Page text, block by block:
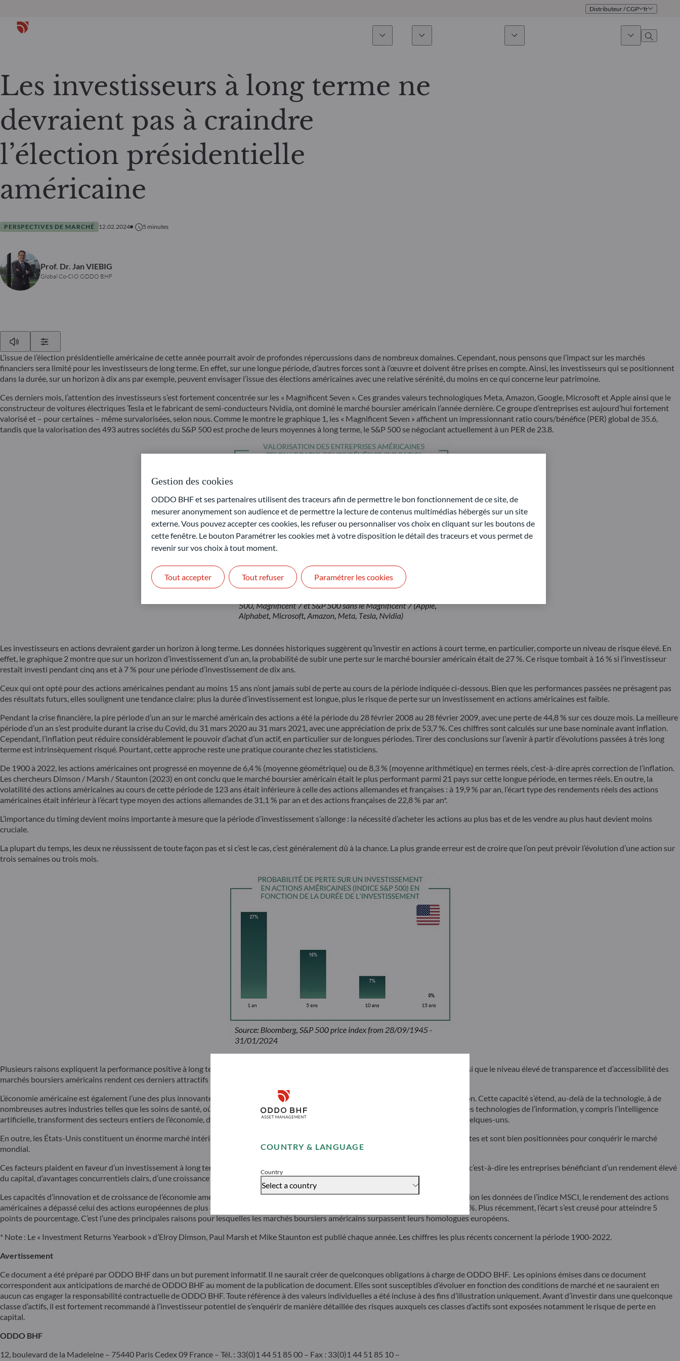
COUNTRY & LANGUAGE
Country
Select a country
Disclaimer
Accept
Distributeur / CGP fr
ActionsSélection de fonds
Les investisseurs à long terme ne
devraient pas à craindre
l’élection présidentielle
américaine
PERSPECTIVES DE MARCHÉ 12.02.2024 5 minutes
Prof. Dr. Jan VIEBIG
Global Co-CIO ODDO BHF
L’issue de l’élection présidentielle américaine de cette année pourrait avoir de profondes répercussions dans de nombreux domaines. Cependant, nous pensons que l’impact sur les marchés
financiers sera limité pour les investisseurs de long terme. En effet, sur une longue période, d’autres forces sont à l’œuvre et doivent être prises en compte. Ainsi, les investisseurs qui se positionnent
dans la durée, sur un horizon à dix ans par exemple, peuvent envisager l’issue des élections américaines avec une relative sérénité, du moins en ce qui concerne leur patrimoine.
Ces derniers mois, l’attention des investisseurs s’est fortement concentrée sur les « Magnificent Seven ». Ces grandes valeurs technologiques Meta, Amazon, Google, Microsoft et Apple ainsi que le
constructeur de voitures électriques Tesla et le fabricant de semi-conducteurs Nvidia, ont dominé le marché boursier américain l’année dernière. Ce groupe d’entreprises est aujourd’hui fortement
valorisé et – pour certaines – même survalorisées, selon nous. Comme le montre le graphique 1, les « Magnificent Seven » affichent un impressionnant ratio cours/bénéfice (PER) global de 35.6,
tandis que la valorisation des 493 autres sociétés du S&P 500 est proche de leurs moyennes à long terme, le S&P 500 se négociant actuellement à un PER de 23.8.
Les investisseurs en actions devraient garder un horizon à long terme. Les données historiques suggèrent qu’investir en actions à court terme, en particulier, comporte un niveau de risque élevé. En
effet, le graphique 2 montre que sur un horizon d’investissement d’un an, la probabilité de subir une perte sur le marché boursier américain était de 27 %. Ce risque tombait à 16 % si l’investisseur
restait investi pendant cinq ans et à 7 % pour une période d’investissement de dix ans.
Ceux qui ont opté pour des actions américaines pendant au moins 15 ans n’ont jamais subi de perte au cours de la période indiquée ci-dessous. Bien que les performances passées ne présagent pas
des résultats futurs, elles soulignent une tendance claire: plus la durée d’investissement est longue, plus le risque de perte sur un investissement en actions américaines est faible.
Pendant la crise financière, la pire période d’un an sur le marché américain des actions a été la période du 28 février 2008 au 28 février 2009, avec une perte de 44,8 % sur ces douze mois. La meilleure
période d’un an s’est produite durant la crise du Covid, du 31 mars 2020 au 31 mars 2021, avec une appréciation de prix de 53,7 %. Ces chiffres sont calculés sur une base nominale avant inflation.
Cependant, l’inflation peut réduire considérablement le pouvoir d’achat d’un actif, en particulier sur de longues périodes. Tirer des conclusions sur l’avenir à partir d’évolutions passées à très long
terme est intrinsèquement risqué. Pourtant, cette approche reste une pratique courante chez les statisticiens.
De 1900 à 2022, les actions américaines ont progressé en moyenne de 6,4 % (moyenne géométrique) ou de 8,3 % (moyenne arithmétique) en termes réels, c’est-à-dire après correction de l’inflation.
Les chercheurs Dimson / Marsh / Staunton (2023) en ont conclu que le marché boursier américain était le plus performant parmi 21 pays sur cette longue période, en termes réels. En outre, la
volatilité des actions américaines au cours de cette période de 123 ans était inférieure à celle des actions allemandes et françaises : à 19,9 % par an, l’écart type des rendements réels des actions
américaines était inférieur à l’écart type moyen des actions allemandes de 31,1 % par an et des actions françaises de 22,8 % par an*.
L’importance du timing devient moins importante à mesure que la période d’investissement s’allonge : la nécessité d’acheter les actions au plus bas et de les vendre au plus haut devient moins
cruciale.
La plupart du temps, les deux ne réussissent de toute façon pas et si c’est le cas, c’est généralement dû à la chance. La plus grande erreur est de croire que l’on peut prévoir l’évolution d’une action sur
trois semaines ou trois mois.
Plusieurs raisons expliquent la performance positive à long terme des actions américaines. Une culture de croissance et d’innovation ainsi que le niveau élevé de transparence et d’accessibilité des
marchés boursiers américains rendent ces derniers attractifs pour les investisseurs.
L’économie américaine est également l’une des plus innovantes au monde, en particulier dans le domaine des technologies de l’information. Cette capacité s’étend, au-delà de la technologie, à de
nombreuses autres industries telles que les soins de santé, où la digitalisation et les MedTech jouent un rôle de plus en plus important. Les technologies de l’information, y compris l’intelligence
artificielle, transforment des secteurs entiers de l’économie, de l’éducation aux transports et à la grande distribution, pour ne citer que quelques-uns.
En outre, les États-Unis constituent un énorme marché intérieur où les entreprises qui réussissent réalisent un important volume de ventes et sont bien positionnées pour conquérir le marché
mondial.
Ces facteurs plaident en faveur d’un investissement à long terme dans les actions américaines, en particulier dans les « grandes valeurs », c’est-à-dire les entreprises bénéficiant d’un rendement élevé
du capital, d’avantages concurrentiels clairs, d’une croissance structurelle, d’une valorisation raisonnable et d’une bonne gouvernance.
Les capacités d’innovation et de croissance de l’économie américaine se traduisent également par une rentabilité élevée. Depuis 1999, selon les données de l’indice MSCI, le rendement des actions
américaines a dépassé celui des actions européennes de plus de 3 points de pourcentage par an, soit un rendement moyen de près de 14 %. Plus récemment, l’écart s’est creusé pour atteindre 5
points de pourcentage. C’est l’une des principales raisons pour lesquelles les marchés boursiers américains surpassent leurs homologues européens.
* Note : Le « Investment Returns Yearbook » d’Elroy Dimson, Paul Marsh et Mike Staunton est publié chaque année. Les chiffres les plus récents concernent la période 1900-2022.
Avertissement
Ce document a été préparé par ODDO BHF dans un but purement informatif. Il ne saurait créer de quelconques obligations à charge de ODDO BHF. Les opinions émises dans ce document
correspondent aux anticipations de marché de ODDO BHF au moment de la publication de document. Elles sont susceptibles d’évoluer en fonction des conditions de marché et ne sauraient en
aucun cas engager la responsabilité contractuelle de ODDO BHF. Toute référence à des valeurs individuelles a été incluse à des fins d’illustration uniquement. Avant d’investir dans une quelconque
classe d’actifs, il est fortement recommandé à l’investisseur potentiel de s’enquérir de manière détaillée des risques auxquels ces classes d’actifs sont exposées notamment le risque de perte en
capital.
ODDO BHF
12, boulevard de la Madeleine – 75440 Paris Cedex 09 France – Tél. : 33(0)1 44 51 85 00 – Fax : 33(0)1 44 51 85 10 –
Gestion des cookies
ODDO BHF et ses partenaires utilisent des traceurs afin de permettre le bon fonctionnement de ce site, de
mesurer anonymement son audience et de permettre la lecture de contenus multimédias hébergés sur un site
externe. Vous pouvez accepter ces cookies, les refuser ou personnaliser vos choix en cliquant sur les boutons de
cette fenêtre. Le bouton Paramétrer les cookies met à votre disposition le détail des traceurs et vous permet de
revenir sur vos choix à tout moment.
Tout refuser
Tout accepter Paramétrer les cookies